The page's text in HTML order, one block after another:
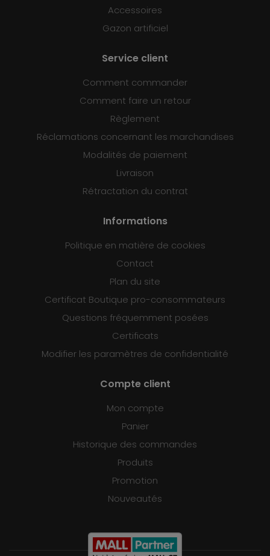
Accessoires
Gazon artificiel
Service client
Comment commander
Comment faire un retour
Règlement
Réclamations concernant les marchandises
Modalités de paiement
Livraison
Rétractation du contrat
Informations
Politique en matière de cookies
Contact
Plan du site
Certificat Boutique pro-consommateurs
Questions fréquemment posées
Certificats
Modifier les paramètres de confidentialité
Compte client
Mon compte
Panier
Historique des commandes
Produits
Promotion
Nouveautés